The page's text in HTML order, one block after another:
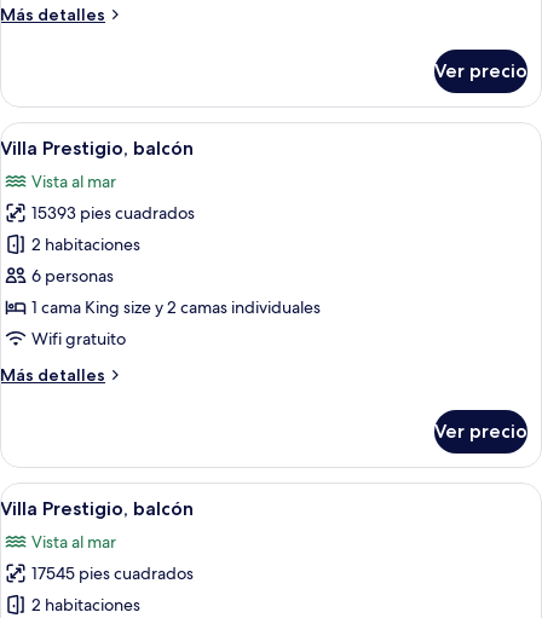
Residence
Más detalles
Más
Bedroom
Ocean
Front
(RV29)
Ver precio
Abrir
todas
las
fotos
de
Villa
Prestigio,
balcón
14
Villa Prestigio, balcón
Vista al mar
15393 pies cuadrados
2 habitaciones
6 personas
1 cama King size y 2 camas individuales
Wifi gratuito
Más detalles
Más
Prestigio,
balcón
Ver precio
Abrir
todas
las
fotos
de
Amplia habitación de hotel con una
15
Villa Prestigio, balcón
Vista al mar
17545 pies cuadrados
2 habitaciones